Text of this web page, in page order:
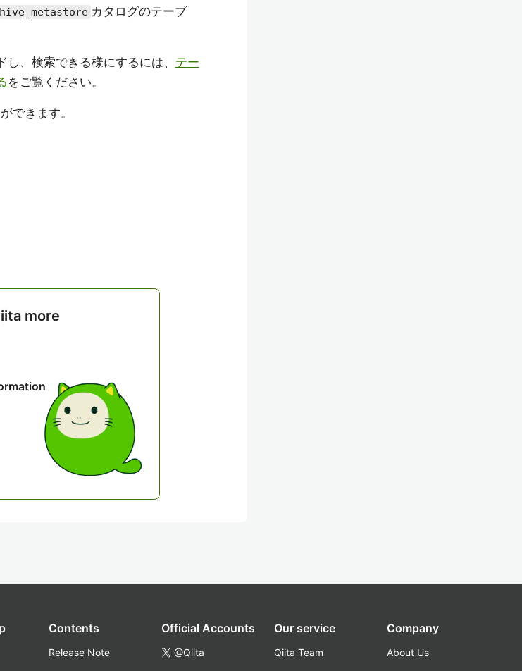
hive_metastore カタログのテーブ
、検索できる様にするには、 テー
をご覧ください。
できます。
more
Contents
Release Note
Official Accounts
@Qiita
Our service
Qiita Team
Company
About Us